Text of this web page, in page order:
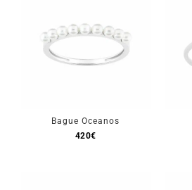
Bague Oceanos
420€